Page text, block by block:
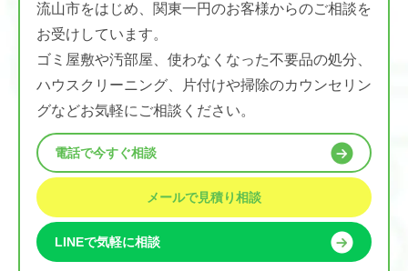
流山市をはじめ、関東一円のお客様からのご相談を
お受けしています。
ゴミ屋敷や汚部屋、使わなくなった不要品の処分、
ハウスクリーニング、片付けや掃除のカウンセリン
グなどお気軽にご相談ください。
電話で今すぐ相談
メールで見積り相談
LINEで気軽に相談